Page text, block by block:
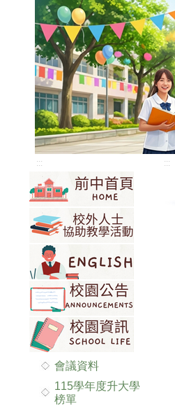
:::
會議資料
115學年度升大學
榜單
:::